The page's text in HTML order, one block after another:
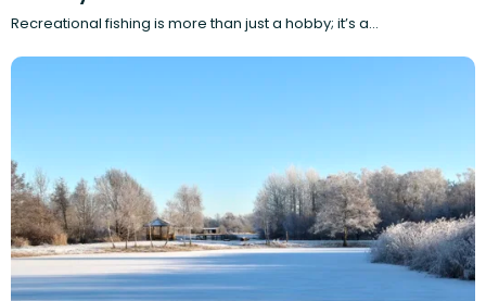
Recreational fishing is more than just a hobby; it’s a…